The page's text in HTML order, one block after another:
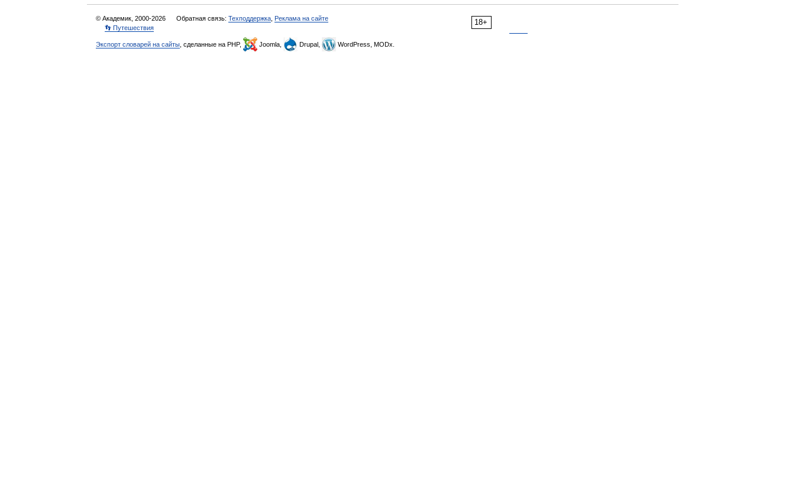
18+
© Академик, 2000-2026 Обратная связь: Техподдержка Реклама на сайте
👣 Путешествия
Экспорт словарей на сайты , сделанные на PHP, Joomla, Drupal, WordPress, MODx.